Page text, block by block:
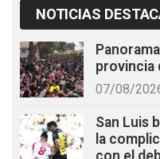
NOTICIAS
provincia
07/08/
San Luis
la
con el